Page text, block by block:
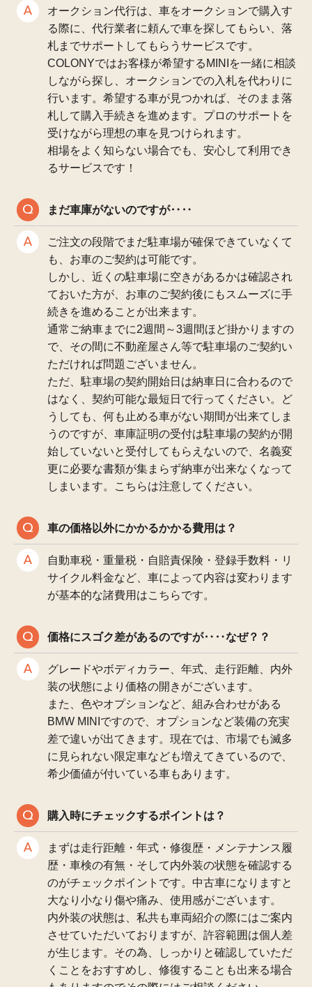
オークション代行は、車をオークションで購入す
る際に、代行業者に頼んで車を探してもらい、落
札までサポートしてもらうサービスです。
COLONYではお客様が希望するMINIを一緒に相談
しながら探し、オークションでの入札を代わりに
行います。希望する車が見つかれば、そのまま落
札して購入手続きを進めます。プロのサポートを
受けながら理想の車を見つけられます。
相場をよく知らない場合でも、安心して利用でき
るサービスです！
まだ車庫がないのですが‥‥
ご注文の段階でまだ駐車場が確保できていなくて
も、お車のご契約は可能です。
しかし、近くの駐車場に空きがあるかは確認され
ておいた方が、お車のご契約後にもスムーズに手
続きを進めることが出来ます。
通常ご納車までに2週間～3週間ほど掛かりますの
で、その間に不動産屋さん等で駐車場のご契約い
ただければ問題ございません。
ただ、駐車場の契約開始日は納車日に合わるので
はなく、契約可能な最短日で行ってください。ど
うしても、何も止める車がない期間が出来てしま
うのですが、車庫証明の受付は駐車場の契約が開
始していないと受付してもらえないので、名義変
更に必要な書類が集まらず納車が出来なくなって
しまいます。こちらは注意してください。
車の価格以外にかかるかかる費用は？
自動車税・重量税・自賠責保険・登録手数料・リ
サイクル料金など、車によって内容は変わります
が基本的な諸費用はこちらです。
価格にスゴク差があるのですが‥‥なぜ？？
グレードやボディカラー、年式、走行距離、内外
装の状態により価格の開きがございます。
また、色やオプションなど、組み合わせがある
BMW MINIですので、オプションなど装備の充実
差で違いが出てきます。現在では、市場でも滅多
に見られない限定車なども増えてきているので、
希少価値が付いている車もあります。
購入時にチェックするポイントは？
まずは走行距離・年式・修復歴・メンテナンス履
歴・車検の有無・そして内外装の状態を確認する
のがチェックポイントです。中古車になりますと
大なり小なり傷や痛み、使用感がございます。
内外装の状態は、私共も車両紹介の際にはご案内
させていただいておりますが、許容範囲は個人差
が生じます。その為、しっかりと確認していただ
くことをおすすめし、修復することも出来る場合